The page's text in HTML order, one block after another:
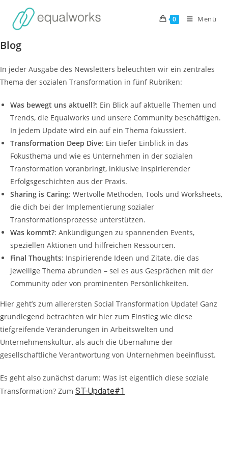
Inhalt
springen
0 Menü
Blog
In jeder Ausgabe des Newsletters beleuchten wir ein zentrales
Thema der sozialen Transformation in fünf Rubriken:
Was bewegt uns aktuell?: Ein Blick auf aktuelle Themen und
Trends, die Equalworks und unsere Community beschäftigen.
In jedem Update wird ein auf ein Thema fokussiert.
Transformation Deep Dive: Ein tiefer Einblick in das
Fokusthema und wie es Unternehmen in der sozialen
Transformation voranbringt, inklusive inspirierender
Erfolgsgeschichten aus der Praxis.
Sharing is Caring: Wertvolle Methoden, Tools und Worksheets,
die dich bei der Implementierung sozialer
Transformationsprozesse unterstützen.
Was kommt?: Ankündigungen zu spannenden Events,
speziellen Aktionen und hilfreichen Ressourcen.
Final Thoughts: Inspirierende Ideen und Zitate, die das
jeweilige Thema abrunden – sei es aus Gesprächen mit der
Community oder von prominenten Persönlichkeiten.
Hier geht’s zum allerersten Social Transformation Update! Ganz
grundlegend betrachten wir hier zum Einstieg wie diese
tiefgreifende Veränderungen in Arbeitswelten und
Unternehmenskultur, als auch die Übernahme der
gesellschaftliche Verantwortung von Unternehmen beeinflusst.
Es geht also zunächst darum: Was ist eigentlich diese soziale
Transformation? Zum ST-Update#1